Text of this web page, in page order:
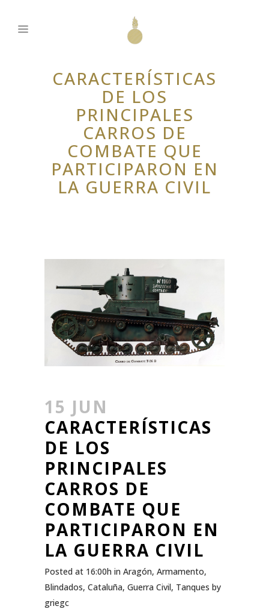
CARACTERÍSTICAS
DE LOS
PRINCIPALES
CARROS DE
COMBATE QUE
PARTICIPARON EN
LA GUERRA CIVIL
15 JUN
CARACTERÍSTICAS
DE LOS
PRINCIPALES
CARROS DE
COMBATE QUE
PARTICIPARON EN
LA GUERRA CIVIL
Posted at 16:00h in Aragón, Armamento,
Blindados, Cataluña, Guerra Civil, Tanques by
griegc